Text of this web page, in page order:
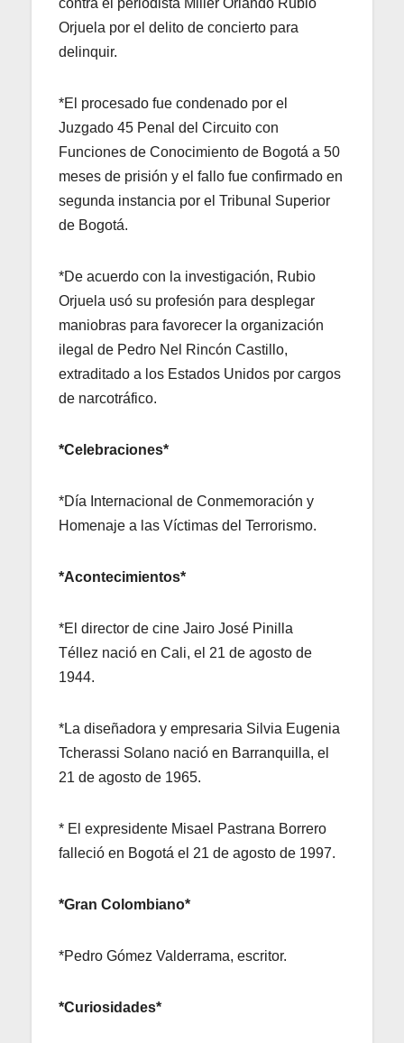
contra el periodista Miller Orlando Rubio
Orjuela por el delito de concierto para
delinquir.
*El procesado fue condenado por el
Juzgado 45 Penal del Circuito con
Funciones de Conocimiento de Bogotá a 50
meses de prisión y el fallo fue confirmado en
segunda instancia por el Tribunal Superior
de Bogotá.
*De acuerdo con la investigación, Rubio
Orjuela usó su profesión para desplegar
maniobras para favorecer la organización
ilegal de Pedro Nel Rincón Castillo,
extraditado a los Estados Unidos por cargos
de narcotráfico.
*Celebraciones*
*Día Internacional de Conmemoración y
Homenaje a las Víctimas del Terrorismo.
*Acontecimientos*
*El director de cine Jairo José Pinilla
Téllez nació en Cali, el 21 de agosto de
1944.
*La diseñadora y empresaria Silvia Eugenia
Tcherassi Solano nació en Barranquilla, el
21 de agosto de 1965.
* El expresidente Misael Pastrana Borrero
falleció en Bogotá el 21 de agosto de 1997.
*Gran Colombiano*
*Pedro Gómez Valderrama, escritor.
*Curiosidades*